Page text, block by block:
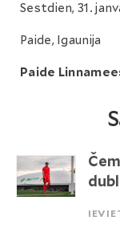
Sestdien, 31.
Paide, Igaunija
Paide